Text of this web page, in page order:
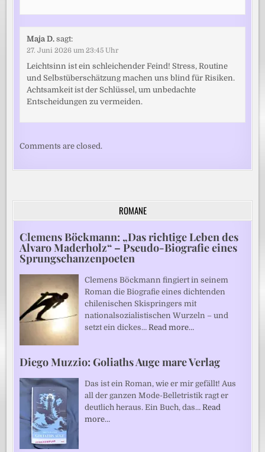
Maja D. sagt:
27. Juni 2026 um 23:45 Uhr
Leichtsinn ist ein schleichender Feind! Stress, Routine
und Selbstüberschätzung machen uns blind für Risiken.
Achtsamkeit ist der Schlüssel, um unbedachte
Entscheidungen zu vermeiden.
Comments are closed.
ROMANE
Clemens Böckmann: „Das richtige Leben des
Alvaro Maderholz“ – Pseudo-Biografie eines
Sprungschanzenpoeten
Clemens Böckmann fingiert in seinem
Roman die Biografie eines dichtenden
chilenischen Skispringers mit
nationalsozialistischen Wurzeln – und
setzt ein dickes…Read more…
Diego Muzzio: Goliaths Auge mare Verlag
Das ist ein Roman, wie er mir gefällt! Aus
all der ganzen Mode-Belletristik ragt er
deutlich heraus. Ein Buch, das…Read
more…